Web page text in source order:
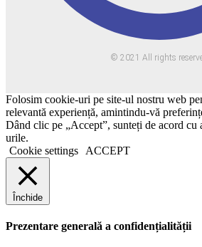
© 2021 All rights
Folosim cookie-uri pe site-ul nostru web
relevantă experiență, amintindu-vă
Dând clic pe „Accept”, sunteți de acord
urile.
Cookie settings
ACCEPT
Închide
Prezentare generală a confidențialității